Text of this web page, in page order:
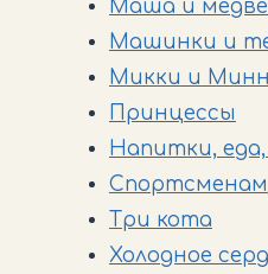
Маша и
Машинки и
Микки и
Принцессы
Напитки,
Спортсменам
Три кота
Холодное